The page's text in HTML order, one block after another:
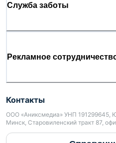
Служба заботы
Рекламное
Контакты
ООО «Аниксмедиа» УНП 191299645,
Минск, Старовиленский тракт 87,